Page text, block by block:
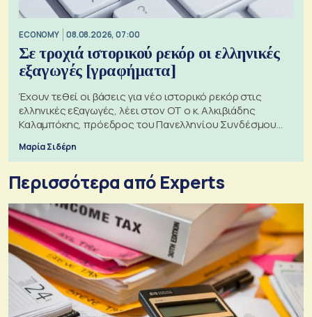
ECONOMY 08.08.2026, 07:00
Σε τροχιά ιστορικού ρεκόρ οι ελληνικές
εξαγωγές [γραφήματα]
Έχουν τεθεί οι βάσεις για νέο ιστορικό ρεκόρ στις
ελληνικές εξαγωγές, λέει στον ΟΤ ο κ. Αλκιβιάδης
Καλαμπόκης, πρόεδρος του Πανελληνίου Συνδέσμου
Μαρία Σιδέρη
Περισσότερα από Experts